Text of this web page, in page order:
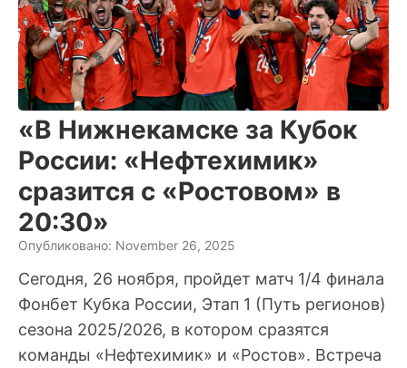
«В Нижнекамске за Кубок
России: «Нефтехимик»
сразится с «Ростовом» в
20:30»
Опубликовано: November 26, 2025
Сегодня, 26 ноября, пройдет матч 1/4 финала
Фонбет Кубка России, Этап 1 (Путь регионов)
сезона 2025/2026, в котором сразятся
команды «Нефтехимик» и «Ростов». Встреча